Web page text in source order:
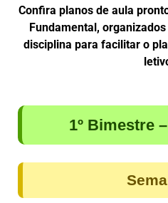
Confira planos de aula
Fundamental,
disciplina para facilitar o
1º Bimestre